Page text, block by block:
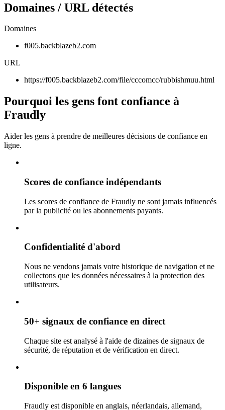
Domaines / URL détectés
Domaines
f005.backblazeb2.com
URL
https://f005.backblazeb2.com/file/cccomcc/rubbishmuu.html
Pourquoi les gens font confiance à
Fraudly
Aider les gens à prendre de meilleures décisions de confiance en
ligne.
Scores de confiance indépendants
Les scores de confiance de Fraudly ne sont jamais influencés
par la publicité ou les abonnements payants.
Confidentialité d'abord
Nous ne vendons jamais votre historique de navigation et ne
collectons que les données nécessaires à la protection des
utilisateurs.
50+ signaux de confiance en direct
Chaque site est analysé à l'aide de dizaines de signaux de
sécurité, de réputation et de vérification en direct.
Disponible en 6 langues
Fraudly est disponible en anglais, néerlandais, allemand,